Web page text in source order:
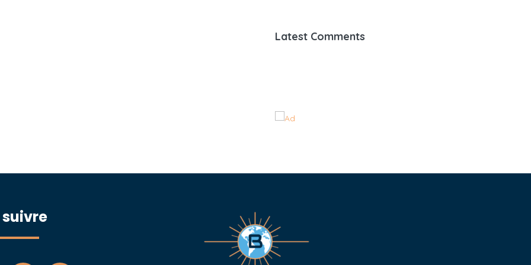
Latest Comments